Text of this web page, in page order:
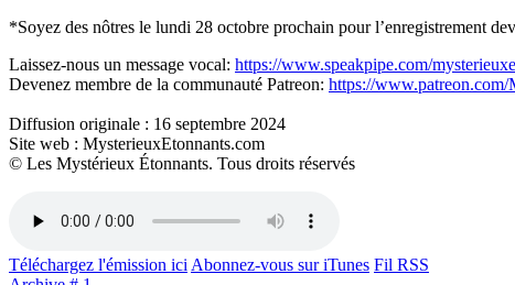
*Soyez des nôtres le lundi 28 octobre prochain pour l’enregistrement
Laissez-nous un message vocal: https://www.speakpipe.com/mysterieuxe
Devenez membre de la communauté Patreon: https://www.patreon.com/
Diffusion originale : 16 septembre 2024
Site web : MysterieuxEtonnants.com
© Les Mystérieux Étonnants. Tous droits réservés
Téléchargez l'émission ici Abonnez-vous sur iTunes Fil RSS